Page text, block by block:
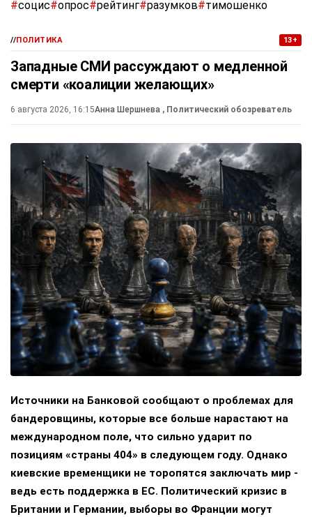
#социс#опрос#рейтинг#разумков#тимошенко
//ПОЛИТИКА 13+
Западные СМИ рассуждают о медленной
смерти «коалиции желающих»
6 августа 2026, 16:15Анна Шершнева , Политический обозреватель
Источники на Банковой сообщают о проблемах для
бандеровщины, которые все больше нарастают на
международном поле, что сильно ударит по
позициям «страны 404» в следующем году. Однако
киевские временщики не торопятся заключать мир -
ведь есть поддержка в ЕС. Политический кризис в
Британии и Германии, выборы во Франции могут